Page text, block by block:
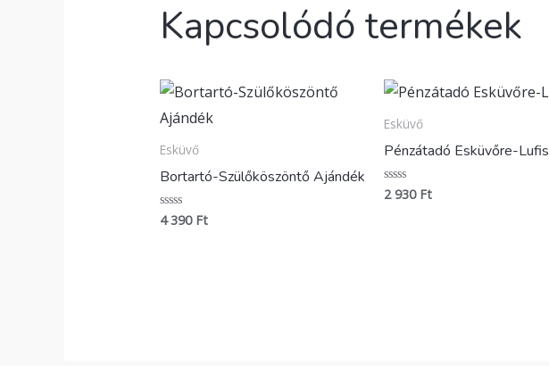
Kapcsolódó termékek
Esküvő
Bortartó-Szülőköszöntő Ajándék
Értékelés:
0
4 390 Ft
Esküvő
Pénzátadó Esküvőre-Lufis
Értékelés:
0
2 930 Ft